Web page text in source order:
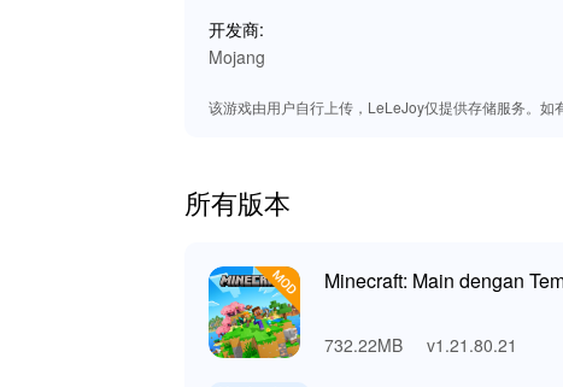
meningkatkan pengalaman permainan anda
开发商:
Mojang
该游戏由用户自行上传，LeLeJoy仅提供存储服务。如
所有版本
Minecraft: Main dengan
732.22MB v1.21.80.21